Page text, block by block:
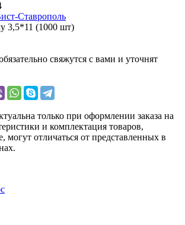
Ставрополь
3,5*11 (1000 шт)
свяжутся с вами и уточнят
только при оформлении заказа на
и комплектация товаров,
могут отличаться от представленных в